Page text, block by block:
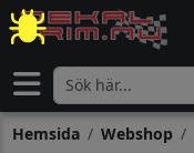
Hemsida Webshop